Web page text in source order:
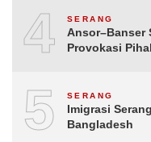
4 SERANG
Ansor–Banser
Provokasi
5 SERANG
Imigrasi
Bangladesh